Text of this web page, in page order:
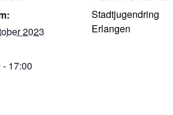
2023
- 17:00
Stadtjugendring
Erlangen